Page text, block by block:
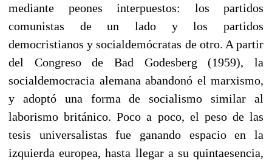
mediante peones interpuestos: los partidos
comunistas de un lado y los partidos
democristianos y socialdemócratas de otro. A partir
del Congreso de Bad Godesberg (1959), la
socialdemocracia alemana abandonó el marxismo,
y adoptó una forma de socialismo similar al
laborismo británico. Poco a poco, el peso de las
tesis universalistas fue ganando espacio en la
izquierda europea, hasta llegar a su quintaesencia,